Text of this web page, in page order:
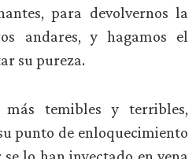
para devolvernos la
andares, y hagamos el
su pureza.
más temibles y terribles,
punto de enloquecimiento